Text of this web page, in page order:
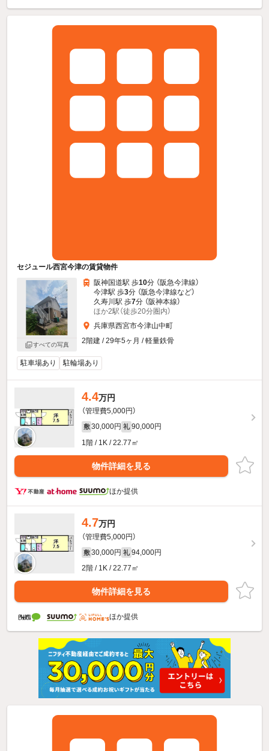
セジュール西宮今津の賃貸物件
すべての写真
阪神国道駅 歩10分 （阪急今津線）
今津駅 歩3分 （阪急今津線など）
久寿川駅 歩7分 （阪神本線）
ほか2駅（徒歩20分圏内）
兵庫県西宮市今津山中町
2階建 / 29年5ヶ月 / 軽量鉄骨
駐車場あり 駐輪場あり
4.4万円
（管理費5,000円）
敷 30,000円 礼 90,000円
1階 / 1K / 22.77㎡
物件詳細を見る
ほか提供
4.7万円
（管理費5,000円）
敷 30,000円 礼 94,000円
2階 / 1K / 22.77㎡
物件詳細を見る
ほか提供